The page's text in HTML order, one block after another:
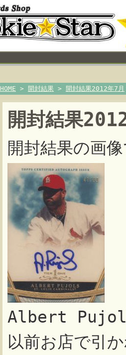
HOME > 開封結果 > 開封結果2012年7月
開封結果
開封結果の画
Albert Pujols
以前お店で引